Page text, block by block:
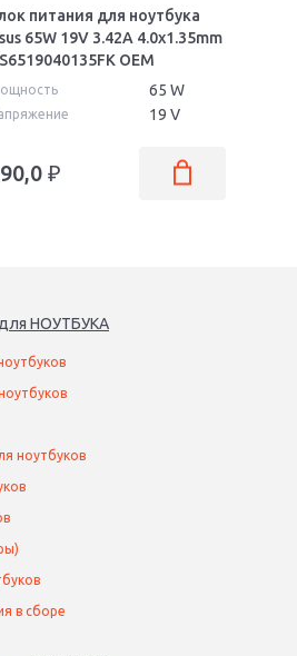
питания для ноутбука
65W 19V 3.42A 4.0x1.35mm
OEM
65 W
19 V
₽
НОУТБУКА
ноутбуков
в сборе